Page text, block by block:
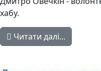
хабу.
Читати далі...